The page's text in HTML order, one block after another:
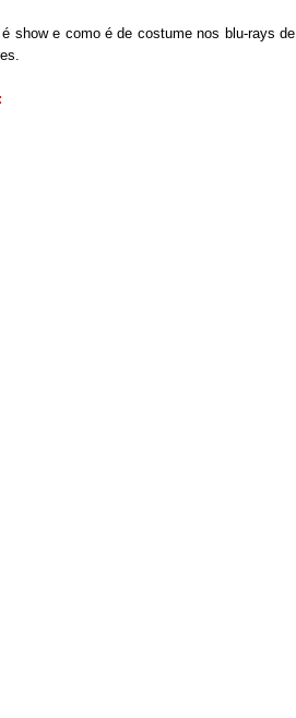
show e como é de costume nos blu-rays de